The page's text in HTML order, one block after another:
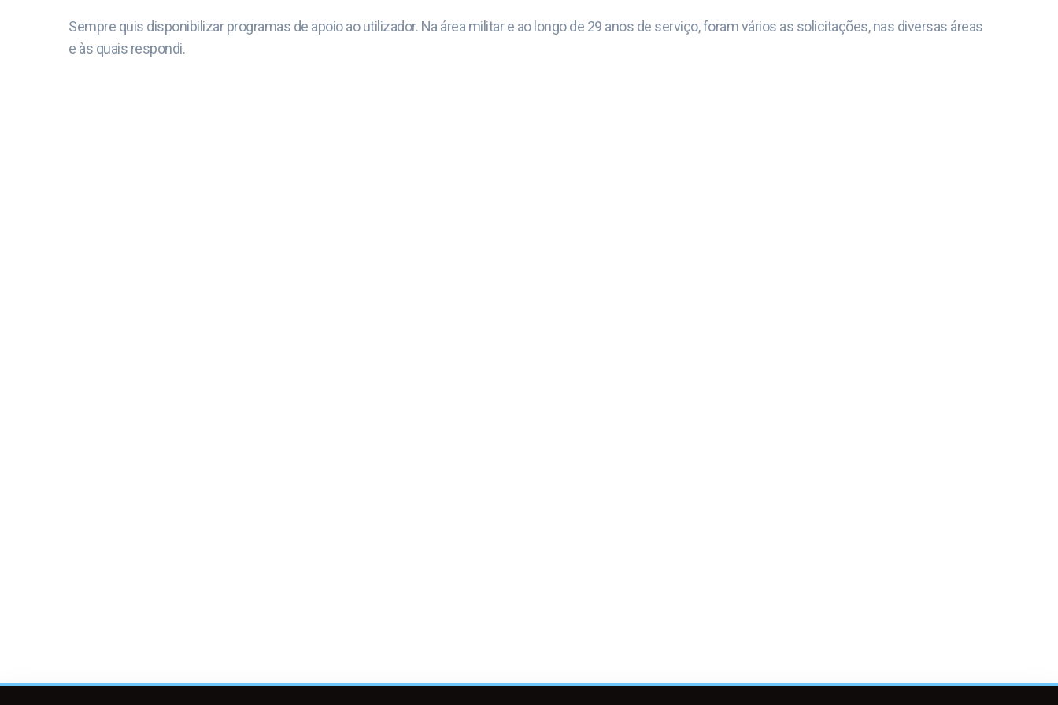
Sempre quis disponibilizar programas de apoio ao utilizador. Na área militar e ao longo de 29 anos de serviço, foram vários as solicitações, nas diversas áreas
e às quais respondi.